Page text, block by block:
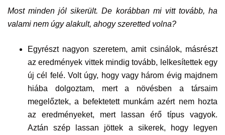
Most minden jól sikerült. De korábban mi vitt tovább, ha
valami nem úgy alakult, ahogy szeretted volna?
Egyrészt nagyon szeretem, amit csinálok, másrészt
az eredmények vittek mindig tovább, lelkesítettek egy
új cél felé. Volt úgy, hogy vagy három évig majdnem
hiába dolgoztam, mert a növésben a társaim
megelőztek, a befektetett munkám azért nem hozta
az eredményeket, mert lassan érő típus vagyok.
Aztán szép lassan jöttek a sikerek, hogy legyen